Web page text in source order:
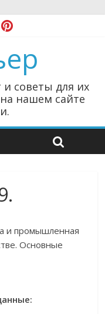
советы для их
нашем сайте
и промышленная
Основные